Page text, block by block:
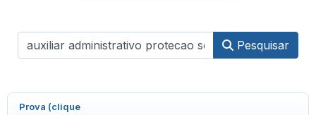
Pesquisar
Prova (clique